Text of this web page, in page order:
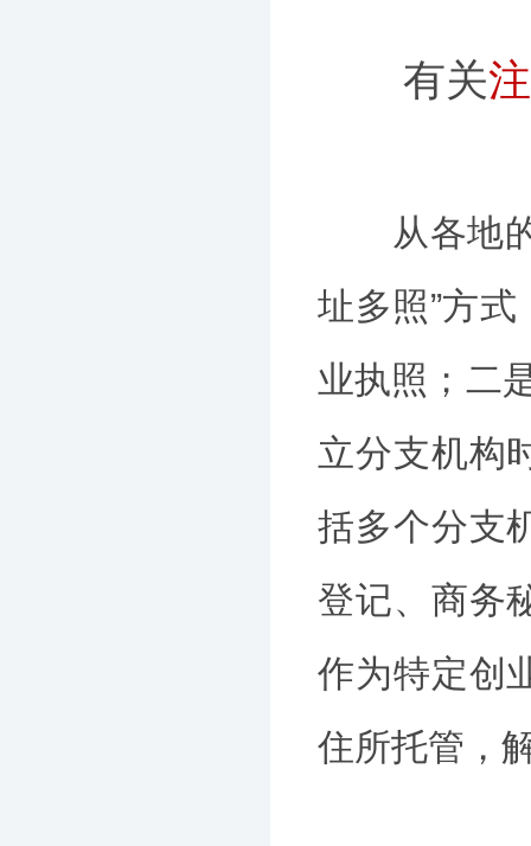
有关
从各地的
址多照”方
业执照；二
立分支机构
括多个分支
登记、商务
作为特定创
住所托管，